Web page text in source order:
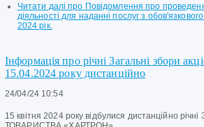
Читати далі про Повідомлення про
діяльності для наданні послуг з
2024 рік.
Інформація про річні Загальні збори
15.04.2024 року дистанційно
24/04/24 10:54
15 квітня 2024 року відбулися дистанційно